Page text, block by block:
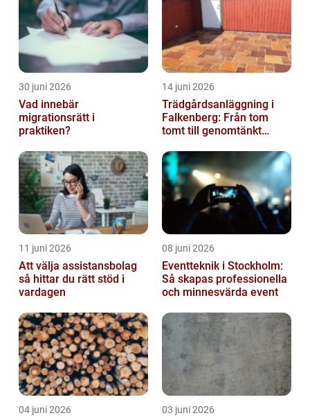
30 juni 2026
Vad innebär
migrationsrätt i
praktiken?
14 juni 2026
Trädgårdsanläggning i
Falkenberg: Från tom
tomt till genomtänkt
11 juni 2026
Att välja assistansbolag
så hittar du rätt stöd i
vardagen
08 juni 2026
Eventteknik i Stockholm:
Så skapas professionella
och minnesvärda event
04 juni 2026 03 juni 2026